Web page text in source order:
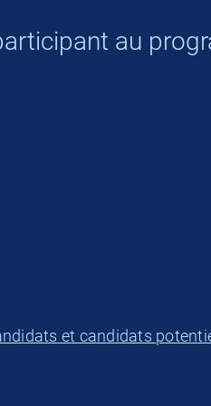
au
et candidats